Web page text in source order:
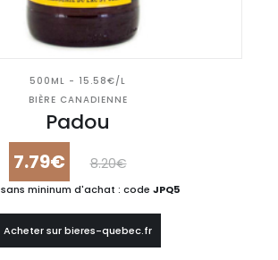
500ML - 15.58€/L
BIÈRE CANADIENNE
Padou
7.79€ 8.20€
sans mininum d'achat : code JPQ5
Acheter sur bieres-quebec.fr